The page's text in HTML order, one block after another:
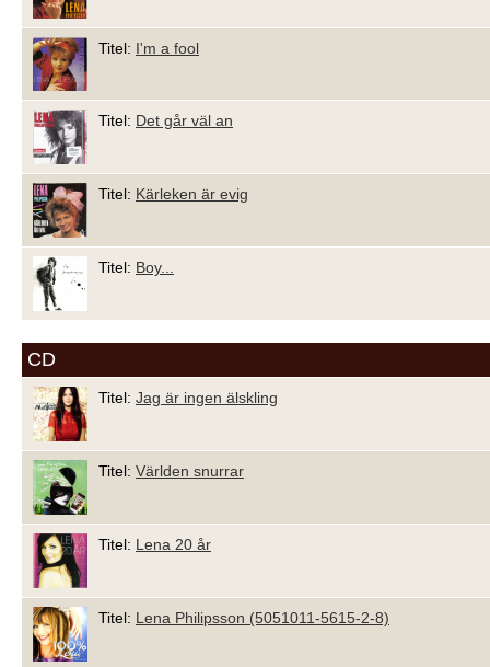
Titel: I'm a fool
Titel: Det går väl an
Titel: Kärleken är evig
Titel: Boy...
CD
Titel: Jag är ingen älskling
Titel: Världen snurrar
Titel: Lena 20 år
Titel: Lena Philipsson (5051011-5615-2-8)